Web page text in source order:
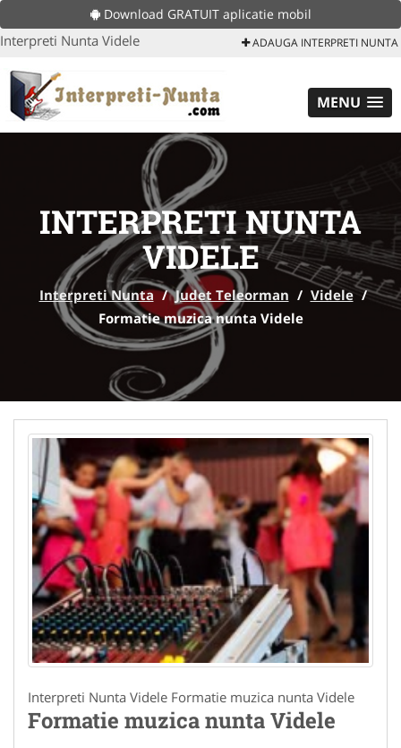
Download GRATUIT aplicatie mobil
Interpreti Nunta Videle ADAUGA INTERPRETI NUNTA
MENU
INTERPRETI NUNTA
VIDELE
Interpreti Nunta / Judet Teleorman / Videle /
Formatie muzica nunta Videle
Interpreti Nunta Videle Formatie muzica nunta Videle
Formatie muzica nunta Videle